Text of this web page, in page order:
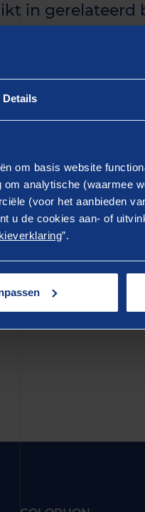
Details
om basis website
analytische (waarmee
(voor het aanbieden
u de cookies aan- of
”.
in gerelateerd
is, kun je de
et dolore magna
laboris nisi ut aliquip
in voluptate velit esse
cupidatat non